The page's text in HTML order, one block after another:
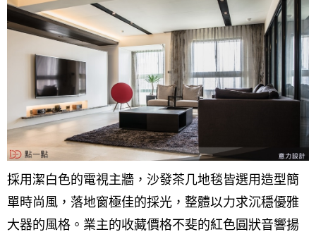
採用潔白色的電視主牆，沙發茶几地毯皆選用造型簡
單時尚風，落地窗極佳的採光，整體以力求沉穩優雅
大器的風格。業主的收藏價格不斐的紅色圓狀音響揚